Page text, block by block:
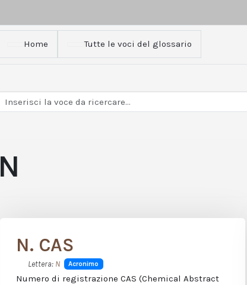
Home Tutte le voci del glossario
N
N. CAS
Lettera: N Acronimo
Numero di registrazione CAS (Chemical Abstract